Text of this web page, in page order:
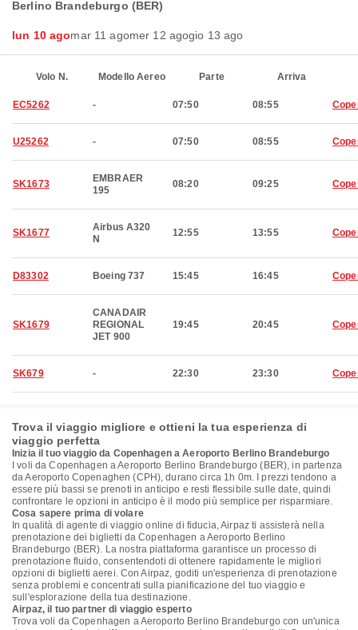
Berlino Brandeburgo (BER)
lun 10 agomar 11 agomer 12 agogio 13 ago
Volo N. Modello Aereo Parte Arriva
EC5262 - 07:50 08:55
U25262 - 07:50 08:55
SK1673
EMBRAER
195
08:20 09:25
SK1677
Airbus A320
N
12:55 13:55
D83302 Boeing 737 15:45 16:45
SK1679
CANADAIR
REGIONAL
JET 900
19:45 20:45
SK679 - 22:30 23:30
Trova il viaggio migliore e ottieni la tua esperienza di
viaggio perfetta
Inizia il tuo viaggio da Copenhagen a Aeroporto Berlino Brandeburgo
I voli da Copenhagen a Aeroporto Berlino Brandeburgo (BER), in partenza
da Aeroporto Copenaghen (CPH), durano circa 1h 0m. I prezzi tendono a
essere più bassi se prenoti in anticipo e resti flessibile sulle date, quindi
confrontare le opzioni in anticipo è il modo più semplice per risparmiare.
Cosa sapere prima di volare
In qualità di agente di viaggio online di fiducia, Airpaz ti assisterà nella
prenotazione dei biglietti da Copenhagen a Aeroporto Berlino
Brandeburgo (BER). La nostra piattaforma garantisce un processo di
prenotazione fluido, consentendoti di ottenere rapidamente le migliori
opzioni di biglietti aerei. Con Airpaz, goditi un'esperienza di prenotazione
senza problemi e concentrati sulla pianificazione del tuo viaggio e
sull'esplorazione della tua destinazione.
Airpaz, il tuo partner di viaggio esperto
Trova voli da Copenhagen a Aeroporto Berlino Brandeburgo con un'unica